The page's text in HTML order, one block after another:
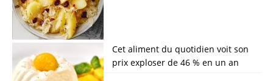
Cet aliment du quotidien voit son
prix exploser de 46 % en un an